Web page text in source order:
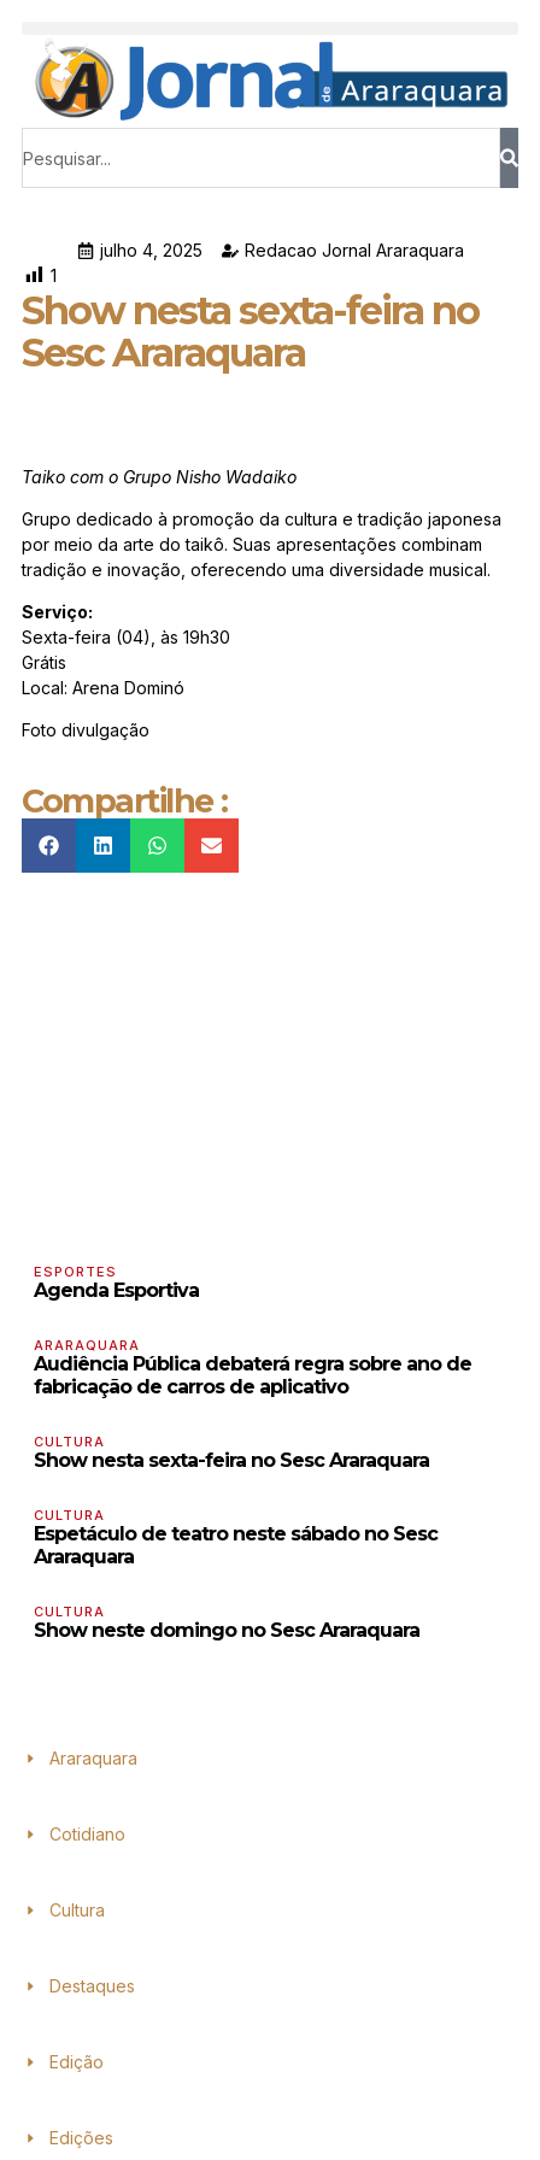
julho 4, 2025
Redacao Jornal Araraquara
1
Show nesta sexta-feira no
Sesc Araraquara
Taiko com o Grupo Nisho Wadaiko
Grupo dedicado à promoção da cultura e tradição japonesa
por meio da arte do taikô. Suas apresentações combinam
tradição e inovação, oferecendo uma diversidade musical.
Serviço:
Sexta-feira (04), às 19h30
Grátis
Local: Arena Dominó
Foto divulgação
Compartilhe :
ESPORTES
Agenda Esportiva
ARARAQUARA
Audiência Pública debaterá regra sobre ano de
fabricação de carros de aplicativo
CULTURA
Show nesta sexta-feira no Sesc Araraquara
CULTURA
Espetáculo de teatro neste sábado no Sesc
Araraquara
CULTURA
Show neste domingo no Sesc Araraquara
Araraquara
Cotidiano
Cultura
Destaques
Edição
Edições